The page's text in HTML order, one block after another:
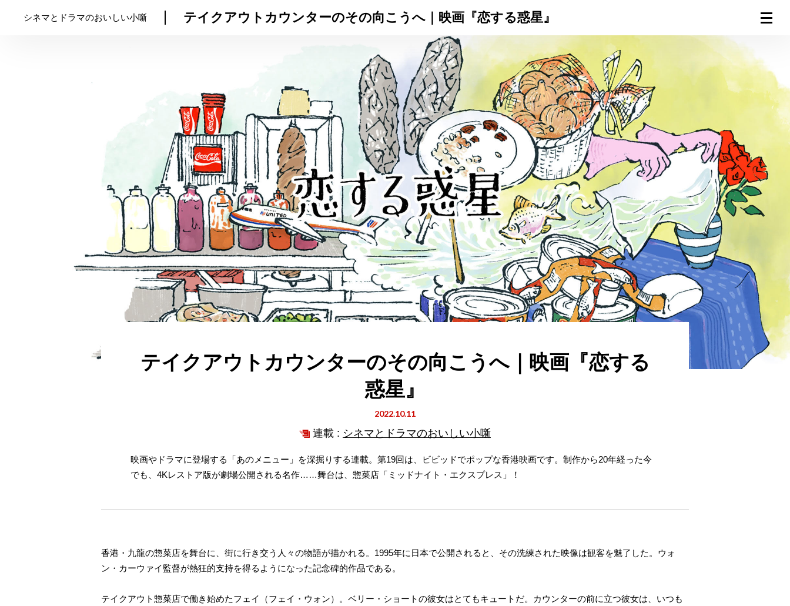
トップ プロが教えるレシピ 厳選！店探し 食のストーリー 連載一覧
シネマとドラマのおいしい小噺 テイクアウトカウンターのその向こうへ｜映画『恋する惑星』
テイクアウトカウンターのその向こうへ｜映画『恋する
惑星』
2022.10.11
連載 : シネマとドラマのおいしい小噺
映画やドラマに登場する「あのメニュー」を深掘りする連載。第19回は、ビビッドでポップな香港映画です。制作から20年経った今
でも、4Kレストア版が劇場公開される名作……舞台は、惣菜店「ミッドナイト・エクスプレス」！
香港・九龍の惣菜店を舞台に、街に行き交う人々の物語が描かれる。1995年に日本で公開されると、その洗練された映像は観客を魅了した。ウォ
ン・カーウァイ監督が熱狂的支持を得るようになった記念碑的作品である。
テイクアウト惣菜店で働き始めたフェイ（フェイ・ウォン）。ベリー・ショートの彼女はとてもキュートだ。カウンターの前に立つ彼女は、いつも